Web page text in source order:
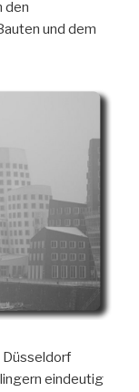
den
und dem
Düsseldorf
eindeutig